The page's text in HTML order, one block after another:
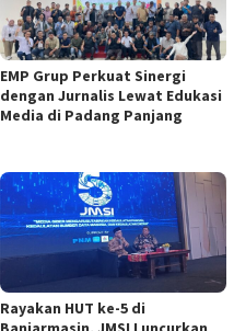
EMP Grup Perkuat Sinergi
dengan Jurnalis Lewat Edukasi
Media di Padang Panjang
Rayakan HUT ke-5 di